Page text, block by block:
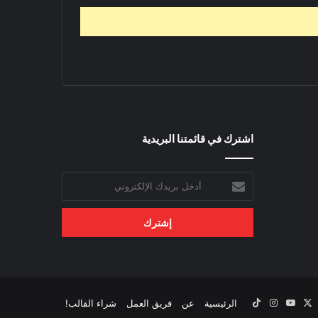
اشترك في قائمتنا البريدية
بريدك
الإلكتروني
الرئيسية عن فريق العمل شراء القالب! ‫YouTubeانستقرام‫TikTok